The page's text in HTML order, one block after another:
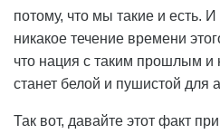
потому, что мы такие и есть.
никакое течение времени
что нация с таким прошлым и
станет белой и пушистой для
Так вот, давайте этот факт